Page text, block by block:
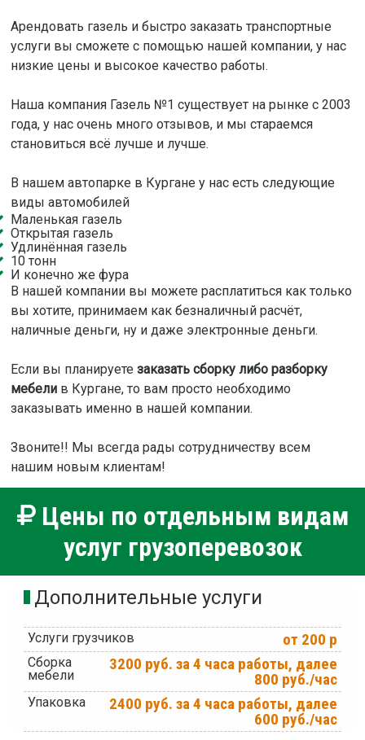
Арендовать газель и быстро заказать транспортные
услуги вы сможете с помощью нашей компании, у нас
низкие цены и высокое качество работы.
Наша компания Газель №1 существует на рынке с 2003
года, у нас очень много отзывов, и мы стараемся
становиться всё лучше и лучше.
В нашем автопарке в Кургане у нас есть следующие
виды автомобилей
Маленькая газель
Открытая газель
Удлинённая газель
10 тонн
И конечно же фура
В нашей компании вы можете расплатиться как только
вы хотите, принимаем как безналичный расчёт,
наличные деньги, ну и даже электронные деньги.
Если вы планируете заказать сборку либо разборку
мебелив Кургане, то вам просто необходимо
заказывать именно в нашей компании.
Звоните!! Мы всегда рады сотрудничеству всем
нашим новым клиентам!
Цены по отдельным видам
услуг грузоперевозок
Дополнительные услуги
Услуги грузчиков от 200 р
Сборка
мебели
3200 руб. за 4 часа работы, далее
800 руб./час
Упаковка
2400 руб. за 4 часа работы, далее
600 руб./час